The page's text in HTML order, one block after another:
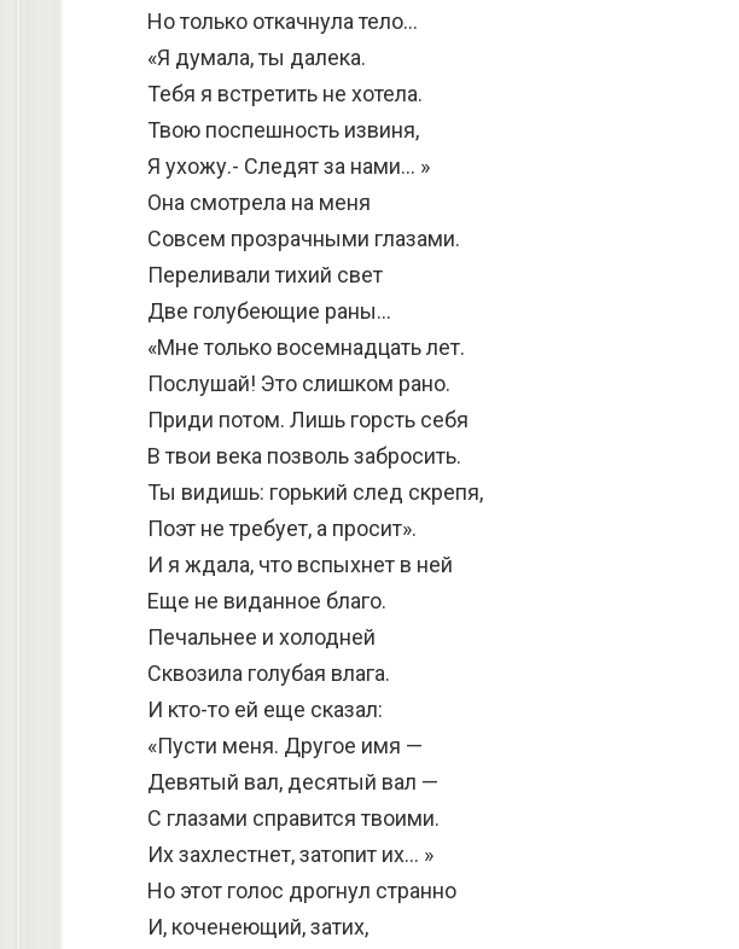
Но только откачнула тело…
«Я думала, ты далека.
Тебя я встретить не хотела.
Твою поспешность извиня,
Я ухожу.- Следят за нами… »
Она смотрела на меня
Совсем прозрачными глазами.
Переливали тихий свет
Две голубеющие раны…
«Мне только восемнадцать лет.
Послушай! Это слишком рано.
Приди потом. Лишь горсть себя
В твои века позволь забросить.
Ты видишь: горький след скрепя,
Поэт не требует, а просит».
И я ждала, что вспыхнет в ней
Еще не виданное благо.
Печальнее и холодней
Сквозила голубая влага.
И кто-то ей еще сказал:
«Пусти меня. Другое имя —
Девятый вал, десятый вал —
С глазами справится твоими.
Их захлестнет, затопит их… »
Но этот голос дрогнул странно
И, коченеющий, затих,